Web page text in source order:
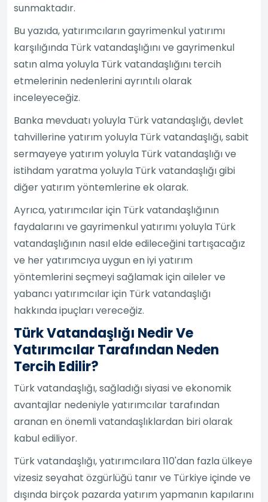
sunmaktadır.
Bu yazıda, yatırımcıların gayrimenkul yatırımı
karşılığında Türk vatandaşlığını ve gayrimenkul
satın alma yoluyla Türk vatandaşlığını tercih
etmelerinin nedenlerini ayrıntılı olarak
inceleyeceğiz.
Banka mevduatı yoluyla Türk vatandaşlığı, devlet
tahvillerine yatırım yoluyla Türk vatandaşlığı, sabit
sermayeye yatırım yoluyla Türk vatandaşlığı ve
istihdam yaratma yoluyla Türk vatandaşlığı gibi
diğer yatırım yöntemlerine ek olarak.
Ayrıca, yatırımcılar için Türk vatandaşlığının
faydalarını ve gayrimenkul yatırımı yoluyla Türk
vatandaşlığının nasıl elde edileceğini tartışacağız
ve her yatırımcıya uygun en iyi yatırım
yöntemlerini seçmeyi sağlamak için aileler ve
yabancı yatırımcılar için Türk vatandaşlığı
hakkında ipuçları vereceğiz.
Türk Vatandaşlığı Nedir Ve
Yatırımcılar Tarafından Neden
Tercih Edilir?
Türk vatandaşlığı, sağladığı siyasi ve ekonomik
avantajlar nedeniyle yatırımcılar tarafından
aranan en önemli vatandaşlıklardan biri olarak
kabul ediliyor.
Türk vatandaşlığı, yatırımcılara 110'dan fazla ülkeye
vizesiz seyahat özgürlüğü tanır ve Türkiye içinde ve
dışında birçok pazarda yatırım yapmanın kapılarını